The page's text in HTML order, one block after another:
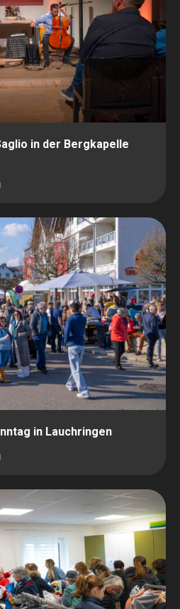
in der Bergkapelle
in Lauchringen